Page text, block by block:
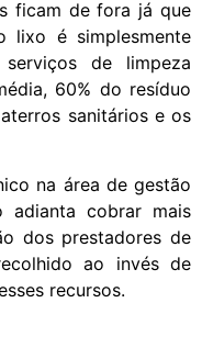
ficam de fora já que
lixo é simplesmente
de limpeza
60% do resíduo
sanitários e os
na área de gestão
adianta cobrar mais
dos prestadores de
ao invés de
recursos.